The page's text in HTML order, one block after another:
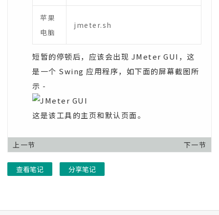
苹果
电脑
jmeter.sh
短暂的停顿后，应该会出现 JMeter GUI，这
是一个 Swing 应用程序，如下面的屏幕截图所
示 -
这是该工具的主页和默认页面。
上一节 下一节
查看笔记 分享笔记